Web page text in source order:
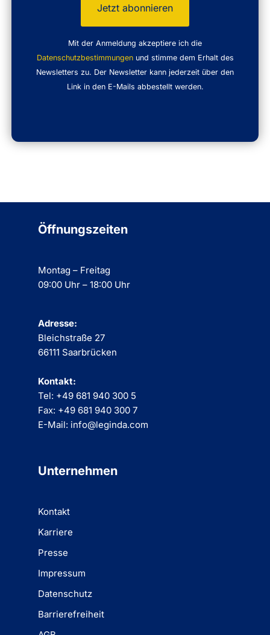
Mit der Anmeldung akzeptiere ich die
Datenschutzbestimmungenund stimme dem Erhalt des
Newsletters zu. Der Newsletter kann jederzeit über den
Link in den E-Mails abbestellt werden.
Öffnungszeiten
Montag – Freitag
09:00 Uhr – 18:00 Uhr
Adresse:
Bleichstraße 27
66111 Saarbrücken
Kontakt:
Tel: +49 681 940 300 5
Fax: +49 681 940 300 7
E-Mail: info@leginda.com
Unternehmen
Kontakt
Karriere
Presse
Impressum
Datenschutz
Barrierefreiheit